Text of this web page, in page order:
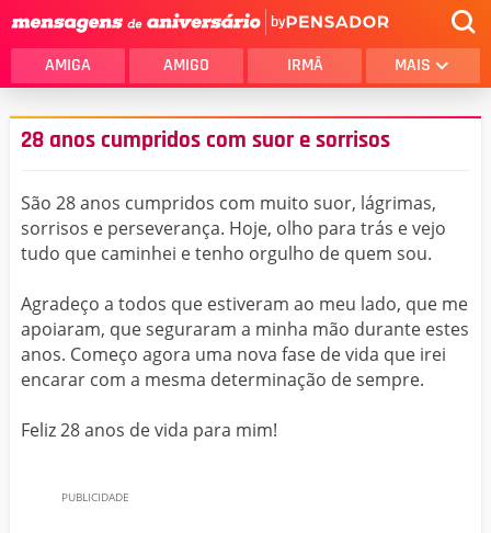
by
AMIGA AMIGO IRMÃ MAIS
28 anos cumpridos com suor e sorrisos
São 28 anos cumpridos com muito suor, lágrimas,
sorrisos e perseverança. Hoje, olho para trás e vejo
tudo que caminhei e tenho orgulho de quem sou.
Agradeço a todos que estiveram ao meu lado, que me
apoiaram, que seguraram a minha mão durante estes
anos. Começo agora uma nova fase de vida que irei
encarar com a mesma determinação de sempre.
Feliz 28 anos de vida para mim!